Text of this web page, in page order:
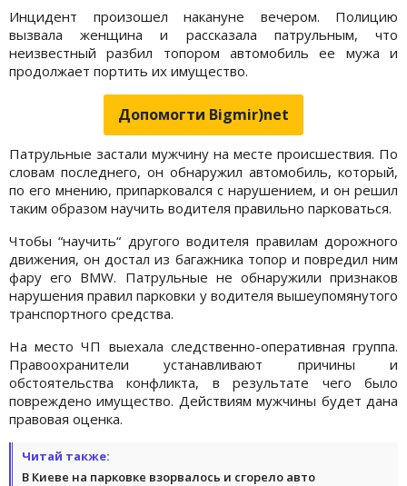
Инцидент произошел накануне вечером. Полицию
вызвала женщина и рассказала патрульным, что
неизвестный разбил топором автомобиль ее мужа и
продолжает портить их имущество.
Допомогти Bigmir)net
Патрульные застали мужчину на месте происшествия. По
словам последнего, он обнаружил автомобиль, который,
по его мнению, припарковался с нарушением, и он решил
таким образом научить водителя правильно парковаться.
Чтобы “научить“ другого водителя правилам дорожного
движения, он достал из багажника топор и повредил ним
фару его BMW. Патрульные не обнаружили признаков
нарушения правил парковки у водителя вышеупомянутого
транспортного средства.
На место ЧП выехала следственно-оперативная группа.
Правоохранители устанавливают причины и
обстоятельства конфликта, в результате чего было
повреждено имущество. Действиям мужчины будет дана
правовая оценка.
Читай также:
В Киеве на парковке взорвалось и сгорело авто